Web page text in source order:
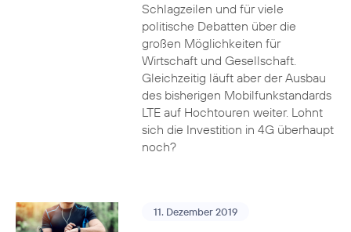
Schlagzeilen und für viele
politische Debatten über die
großen Möglichkeiten für
Wirtschaft und Gesellschaft.
Gleichzeitig läuft aber der Ausbau
des bisherigen Mobilfunkstandards
LTE auf Hochtouren weiter. Lohnt
sich die Investition in 4G überhaupt
noch?
11. Dezember 2019